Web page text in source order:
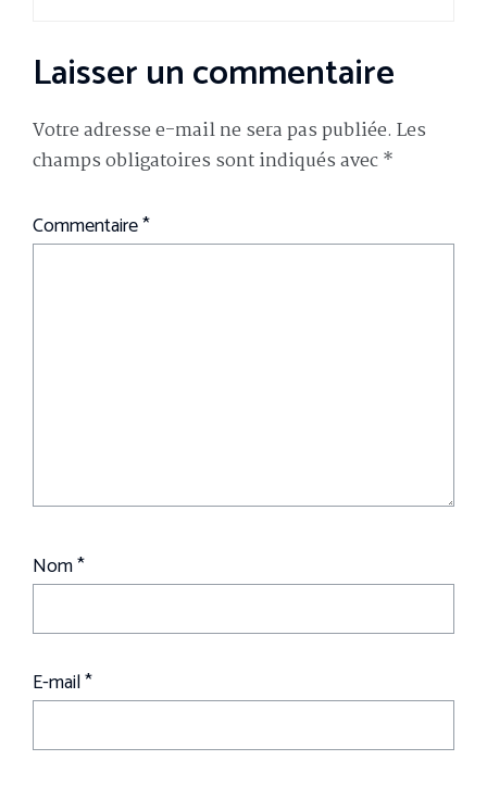
Laisser un commentaire
Votre adresse e-mail ne sera pas publiée. Les
champs obligatoires sont indiqués avec*
Commentaire*
Nom*
E-mail*